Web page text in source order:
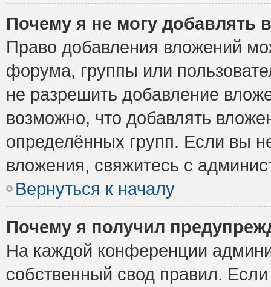
Почему я не могу добавлять
Право добавления вложений
форума, группы или
не разрешить добавление
возможно, что добавлять
определённых групп. Если вы
вложения, свяжитесь с
Вернуться к началу
Почему я получил
На каждой конференции
собственный свод правил.